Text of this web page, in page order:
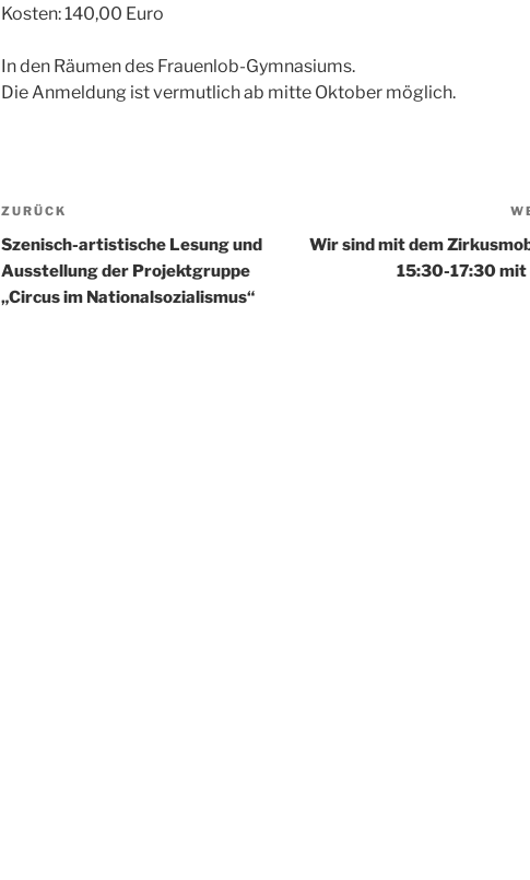
Kosten: 140,00 Euro
In den Räumen des Frauenlob-Gymnasiums.
Die Anmeldung ist vermutlich ab mitte Oktober möglich.
Beitragsnavigation
Vorheriger
Beitrag
ZURÜCK
Szenisch-artistische Lesung und
Ausstellung der Projektgruppe
„Circus im Nationalsozialismus“
Wir sind mit dem
15:30-17:30 mit